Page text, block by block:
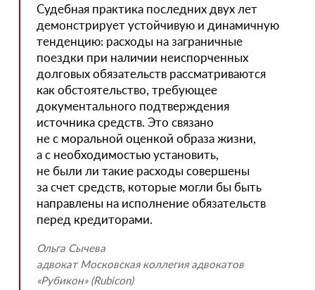
Судебная практика последних двух лет
демонстрирует устойчивую и динамичную
тенденцию: расходы на заграничные
поездки при наличии неиспорченных
долговых обязательств рассматриваются
как обстоятельство, требующее
документального подтверждения
источника средств. Это связано
не с моральной оценкой образа жизни,
а с необходимостью установить,
не были ли такие расходы совершены
за счет средств, которые могли бы быть
направлены на исполнение обязательств
перед кредиторами.
Ольга Сычева
адвокат Московская коллегия адвокатов
«Рубикон» (Rubicon)